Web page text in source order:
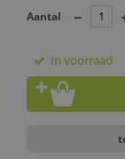
Aantal
In voorraad